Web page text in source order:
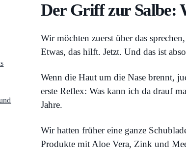
Der Griff zur Salbe:
Wir möchten zuerst über das
Etwas, das hilft. Jetzt. Und das ist
Wenn die Haut um die Nase brennt,
erste Reflex: Was kann ich da drauf
Jahre.
Wir hatten früher eine ganze
Produkte mit Aloe Vera, Zink und